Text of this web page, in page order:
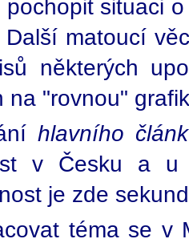
situaci
Další matoucí
některých
na "rovnou"
hlavního
v Česku a u
je zde
téma se v